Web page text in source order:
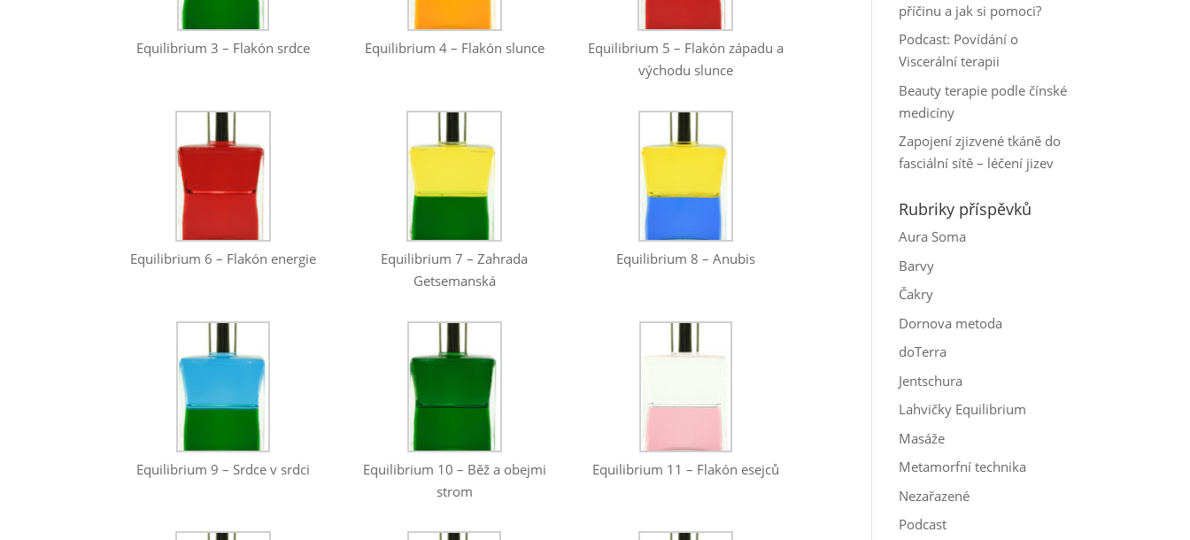
Equilibrium 3 – Flakón srdce Equilibrium 4 – Flakón slunce
Equilibrium 5 – Flakón západu a
východu slunce
Equilibrium 6 – Flakón energie
Equilibrium 7 – Zahrada
Getsemanská
Equilibrium 8 – Anubis
Equilibrium 9 – Srdce v srdci
Equilibrium 10 – Běž a obejmi
strom
Equilibrium 11 – Flakón esejců
příčinu a jak si pomoci?
Podcast: Povídání o
Viscerální terapii
Beauty terapie podle čínské
medicíny
Zapojení zjizvené tkáně do
fasciální sítě – léčení jizev
Rubriky příspěvků
Aura Soma
Barvy
Čakry
Dornova metoda
doTerra
Jentschura
Lahvičky Equilibrium
Masáže
Metamorfní technika
Nezařazené
Podcast